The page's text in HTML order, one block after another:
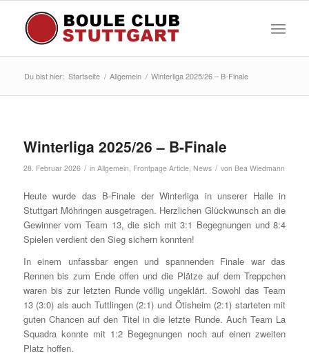
Du bist hier: Startseite / Allgemein / Winterliga 2025/26 – B-Finale
Winterliga 2025/26 – B-Finale
28. Februar 2026 / in Allgemein, Frontpage Article, News / von Bea Wiedmann
Heute wurde das B-Finale der Winterliga in unserer Halle in
Stuttgart Möhringen ausgetragen. Herzlichen Glückwunsch an die
Gewinner vom Team 13, die sich mit 3:1 Begegnungen und 8:4
Spielen verdient den Sieg sichern konnten!
In einem unfassbar engen und spannenden Finale war das
Rennen bis zum Ende offen und die Plätze auf dem Treppchen
waren bis zur letzten Runde völlig ungeklärt. Sowohl das Team
13 (3:0) als auch Tuttlingen (2:1) und Ötisheim (2:1) starteten mit
guten Chancen auf den Titel in die letzte Runde. Auch Team La
Squadra konnte mit 1:2 Begegnungen noch auf einen zweiten
Platz hoffen.